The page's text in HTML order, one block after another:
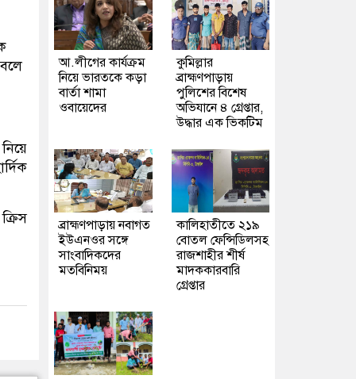
আ.লীগের কার্যক্রম
নিয়ে ভারতকে কড়া
বার্তা শামা
ওবায়েদের
কুমিল্লার
ব্রাহ্মণপাড়ায়
পুলিশের বিশেষ
অভিযানে ৪ গ্রেপ্তার,
উদ্ধার এক ভিকটিম
ব্রাহ্মণপাড়ায় নবাগত
ইউএনওর সঙ্গে
সাংবাদিকদের
মতবিনিময়
কালিহাতীতে ২১৯
বোতল ফেন্সিডিলসহ
রাজশাহীর শীর্ষ
মাদককারবারি
গ্রেপ্তার